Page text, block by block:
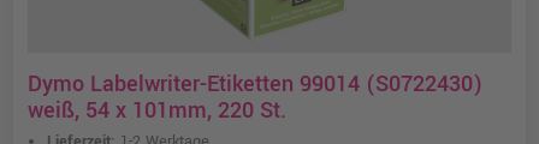
Dymo Labelwriter-Etiketten 99014 (S0722430)
weiß, 54 x 101mm, 220 St.